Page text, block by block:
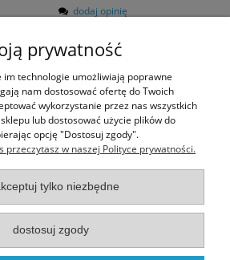
dodaj opinię
(0)
cm
Informacje
Moje konto
prywatność
im technologie umożliwiają poprawne
nam dostosować ofertę do Twoich
wykorzystanie przez nas wszystkich
lub dostosować użycie plików do
opcję "Dostosuj zgody".
przeczytasz w naszej Polityce prywatności.
tylko niezbędne
dostosuj zgody